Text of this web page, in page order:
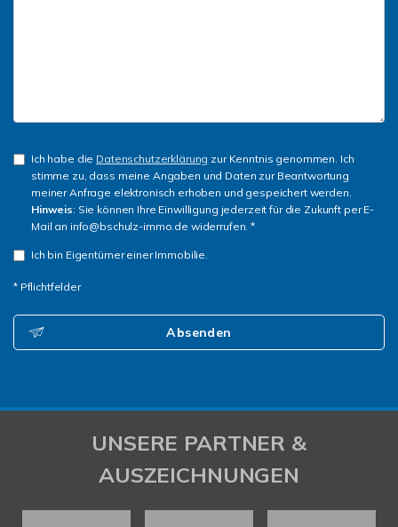
Ich habe die Datenschutzerklärung zur Kenntnis genommen. Ich
stimme zu, dass meine Angaben und Daten zur Beantwortung
meiner Anfrage elektronisch erhoben und gespeichert werden.
Hinweis: Sie können Ihre Einwilligung jederzeit für die Zukunft per E-
Mail an info@bschulz-immo.de widerrufen. *
Ich bin Eigentümer einer Immobilie.
* Pflichtfelder
Absenden
UNSERE PARTNER &
AUSZEICHNUNGEN